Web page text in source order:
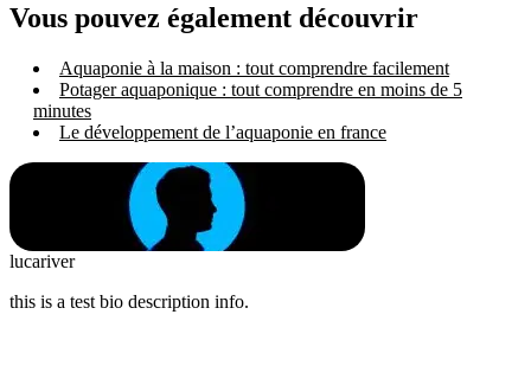
Vous pouvez également découvrir
Aquaponie à la maison : tout comprendre facilement
Potager aquaponique : tout comprendre en moins de 5
minutes
Le développement de l’aquaponie en france
lucariver
this is a test bio description info.